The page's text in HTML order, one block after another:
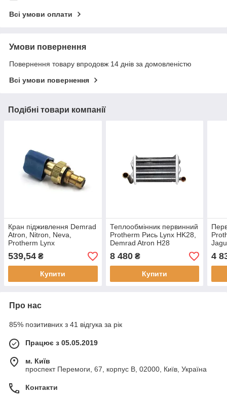
Всі умови оплати
Умови повернення
Повернення товару впродовж 14 днів за домовленістю
Всі умови повернення
Подібні товари компанії
Кран підживлення Demrad
Atron, Nitron, Neva,
Protherm Lynx
0020133501)
539,54 ₴
Купити
Теплообмінник первинний
Protherm Рись Lynx HK28,
Demrad Atron H28
8 480₴
Купити
4
Про нас
85% позитивних з 41 відгука за рік
Працює з 05.05.2019
м. Київ
проспект Перемоги, 67, корпус В, 02000, Київ, Україна
Контакти